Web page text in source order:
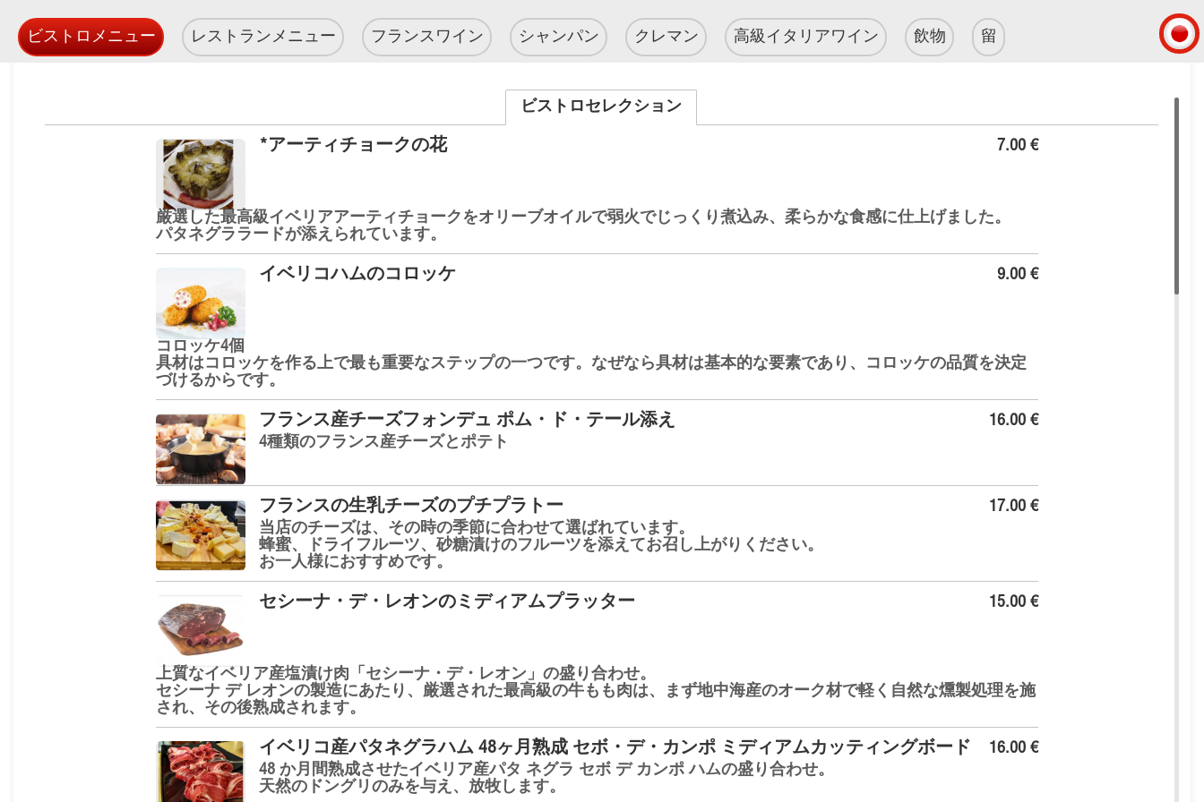
ビストロメニュー レストランメニュー フランスワイン シャンパン クレマン 高級イタリアワイン 飲物 留
ビストロセレクション
7.00 €
*アーティチョークの花
厳選した最高級イベリアアーティチョークをオリーブオイルで弱火でじっくり煮込み、柔らかな食感に仕上げました。
パタネグララードが添えられています。
9.00 €
イベリコハムのコロッケ
コロッケ4個
具材はコロッケを作る上で最も重要なステップの一つです。なぜなら具材は基本的な要素であり、コロッケの品質を決定
づけるからです。
16.00 €
フランス産チーズフォンデュ ポム・ド・テール添え
4種類のフランス産チーズとポテト
17.00 €
フランスの生乳チーズのプチプラトー
当店のチーズは、その時の季節に合わせて選ばれています。
蜂蜜、ドライフルーツ、砂糖漬けのフルーツを添えてお召し上がりください。
お一人様におすすめです。
15.00 €
セシーナ・デ・レオンのミディアムプラッター
上質なイベリア産塩漬け肉「セシーナ・デ・レオン」の盛り合わせ。
セシーナ デ レオンの製造にあたり、厳選された最高級の牛もも肉は、まず地中海産のオーク材で軽く自然な燻製処理を施
され、その後熟成されます。
16.00 €
イベリコ産パタネグラハム 48ヶ月熟成 セボ・デ・カンポ ミディアムカッティングボード
48 か月間熟成させたイベリア産パタ ネグラ セボ デ カンポ ハムの盛り合わせ。
天然のドングリのみを与え、放牧します。